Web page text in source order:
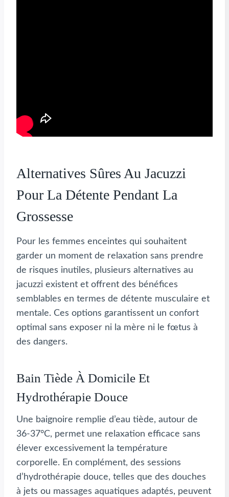
Alternatives Sûres Au Jacuzzi
Pour La Détente Pendant La
Grossesse
Pour les femmes enceintes qui souhaitent
garder un moment de relaxation sans prendre
de risques inutiles, plusieurs alternatives au
jacuzzi existent et offrent des bénéfices
semblables en termes de détente musculaire et
mentale. Ces options garantissent un confort
optimal sans exposer ni la mère ni le fœtus à
des dangers.
Bain Tiède À Domicile Et
Hydrothérapie Douce
Une baignoire remplie d’eau tiède, autour de
36-37°C, permet une relaxation efficace sans
élever excessivement la température
corporelle. En complément, des sessions
d’hydrothérapie douce, telles que des douches
à jets ou massages aquatiques adaptés, peuvent